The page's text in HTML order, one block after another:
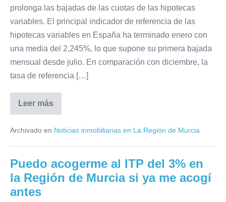
cuotas
de
las
hipotecas
El
indicador
cerrado
enero
con
del
2,245%
y
prolonga las bajadas de las cuotas de las hipotecas
variables. El principal indicador de referencia de las
hipotecas variables en España ha terminado enero con
una media del 2,245%, lo que supone su primera bajada
mensual desde julio. En comparación con diciembre, la
tasa de referencia […]
Leer más
El
euríbor
en
arranque
año
sigue
abaratando
las
Archivado en Noticias inmobiliarias en La Región de Murcia
Puedo acogerme al ITP del 3% en
la Región de Murcia si ya me acogí
antes